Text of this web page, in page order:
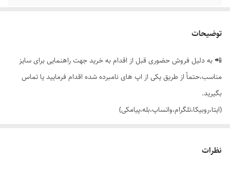
توضیحات
📲 به دلیل فروش حضوری قبل از اقدام به خرید جهت راهنمایی برای سایز
مناسب،حتماً از طریق یکی از اپ های نامبرده شده اقدام فرمایید یا تماس
بگیرید.
(ایتا،روبیکا،تلگرام،واتساپ،بله،پیامکی)
راحت و شیک
نظرات